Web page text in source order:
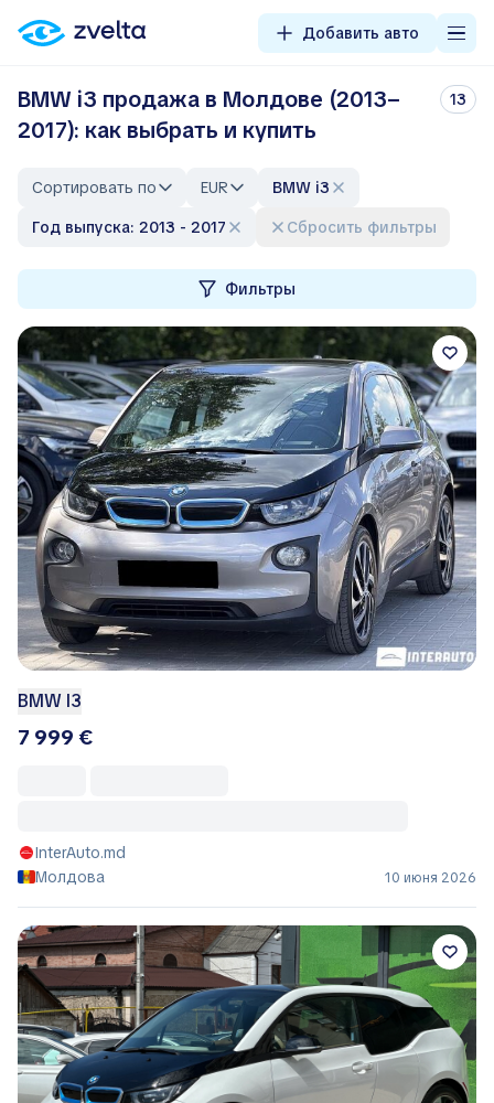
Добавить авто
BMW i3 продажа в Молдове (2013–
2017): как выбрать и купить
13
Сортировать по EUR
BMW i3
Год выпуска: 2013 - 2017
Сбросить фильтры
Фильтры
BMW I3
7 999 €
InterAuto.md
Молдова
10 июня 2026